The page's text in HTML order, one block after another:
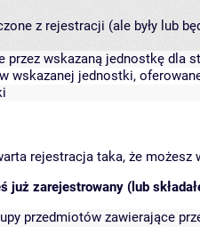
z rejestracji (ale były lub
przez wskazaną jednostkę
wskazanej jednostki,
rejestracja taka, że
zarejestrowany (lub
przedmiotów zawierające